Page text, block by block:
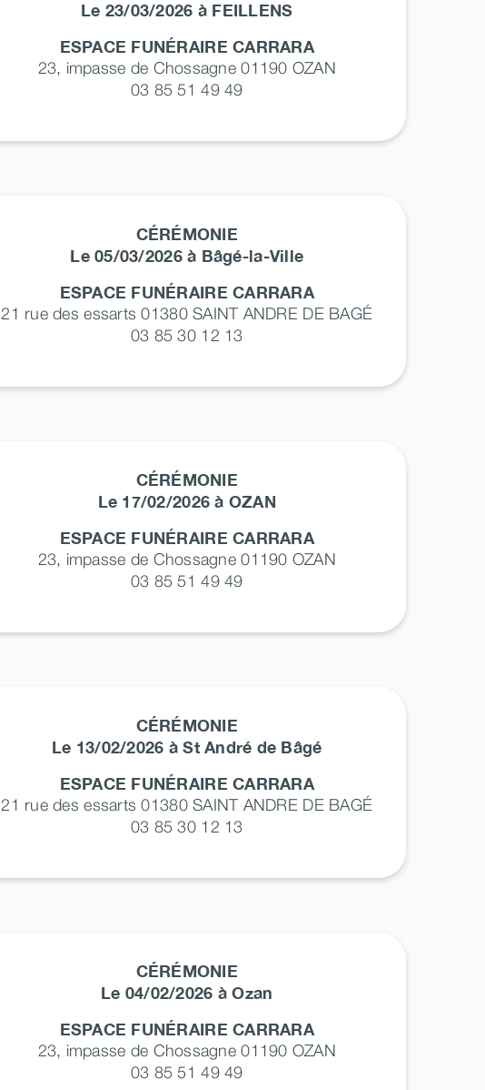
Le 23/03/2026 à FEILLENS
ESPACE FUNÉRAIRE CARRARA
23, impasse de Chossagne 01190 OZAN
03 85 51 49 49
CÉRÉMONIE
Le 05/03/2026 à Bâgé-la-Ville
ESPACE FUNÉRAIRE CARRARA
21 rue des essarts 01380SAINT ANDRE DE BAGÉ
03 85 30 12 13
CÉRÉMONIE
Le 17/02/2026 à OZAN
ESPACE FUNÉRAIRE CARRARA
23, impasse de Chossagne 01190 OZAN
03 85 51 49 49
CÉRÉMONIE
Le 13/02/2026 à St André de Bâgé
ESPACE FUNÉRAIRE CARRARA
21 rue des essarts 01380SAINT ANDRE DE BAGÉ
03 85 30 12 13
CÉRÉMONIE
Le 04/02/2026 à Ozan
ESPACE FUNÉRAIRE CARRARA
23, impasse de Chossagne 01190 OZAN
03 85 51 49 49